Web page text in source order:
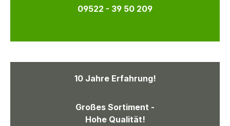
09522 - 39 50 209
10 Jahre Erfahrung!
Großes Sortiment -
Hohe Qualität!